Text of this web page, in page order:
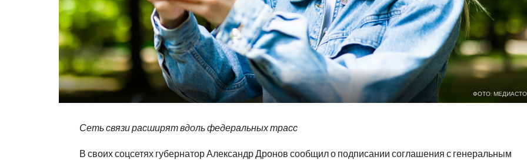
ФОТО:
Сеть связи расширят вдоль федеральных трасс
В своих соцсетях губернатор Александр Дронов сообщил о подписании соглашения с генеральным